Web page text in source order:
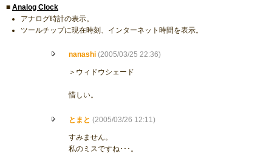
■ Analog Clock
アナログ時計の表示。
ツールチップに現在時刻、インターネット時間を表示。
nanashi (2005/03/25 22:36)
＞ウィドウシェード
惜しい。
とまと (2005/03/26 12:11)
すみません。
私のミスですね･･･。